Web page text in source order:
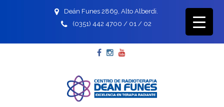
Deán Funes 2869, Alto Alberdi.
(0351) 442 4700 / 01 / 02
Facebook
Instagram